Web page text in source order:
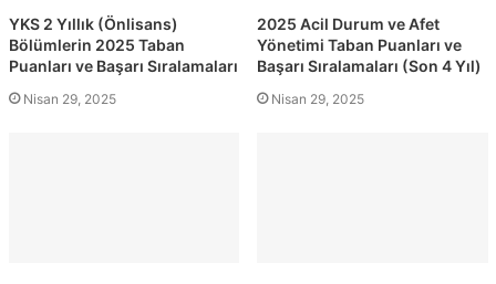
YKS 2 Yıllık (Önlisans)
Bölümlerin 2025 Taban
Puanları ve Başarı Sıralamaları
Nisan 29, 2025
2025 Acil Durum ve Afet
Yönetimi Taban Puanları ve
Başarı Sıralamaları (Son 4 Yıl)
Nisan 29, 2025